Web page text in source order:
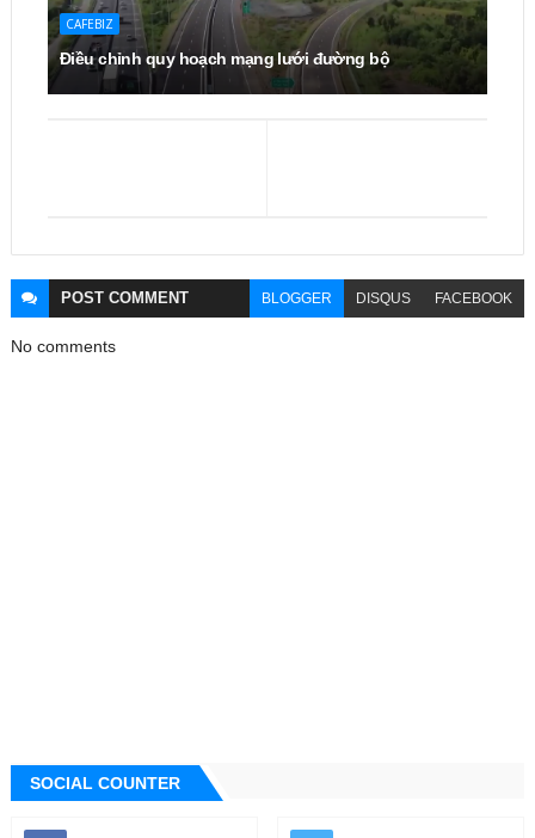
CAFEBIZ
Điều chỉnh quy hoạch mạng lưới đường bộ
POST COMMENT BLOGGER DISQUS FACEBOOK
No comments
SOCIAL COUNTER